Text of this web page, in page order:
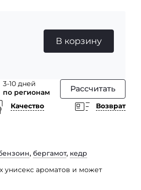
В корзину
3-10 дней
по регионам
Рассчитать
Качество
Возврат
, бергамот, кедр
унисекс ароматов и может